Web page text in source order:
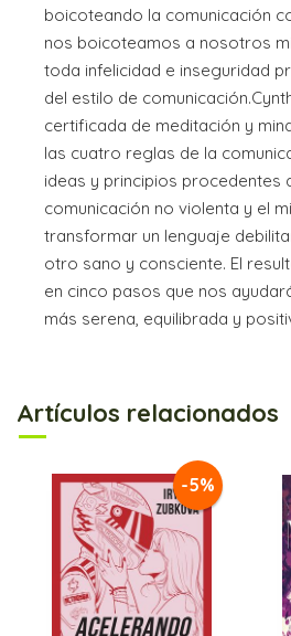
boicoteando la comunicación
nos boicoteamos a nosotros
toda infelicidad e inseguridad
del estilo de
certificada de meditación y
las cuatro reglas de la
ideas y principios procedentes
comunicación no violenta y el
transformar un lenguaje
otro sano y consciente. El
en cinco pasos que nos
más serena, equilibrada y
Artículos relacionados
-5%